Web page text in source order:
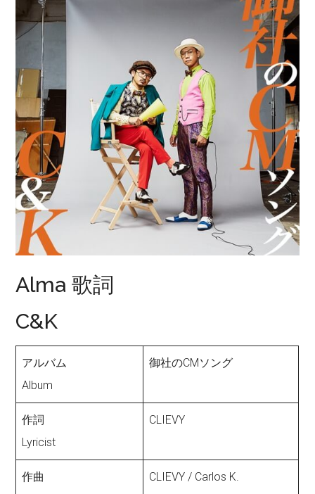
Alma 歌詞
C&K
アルバム
Album
御社のCMソング
作詞
Lyricist
CLIEVY
作曲
CLIEVY / Carlos K.